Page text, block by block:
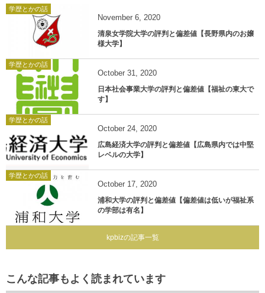
学歴とかの話
November 6, 2020
清泉女学院大学の評判と偏差値【長野県内のお嬢
様大学】
学歴とかの話
October 31, 2020
日本社会事業大学の評判と偏差値【福祉の東大で
す】
学歴とかの話
October 24, 2020
広島経済大学の評判と偏差値【広島県内では中堅
レベルの大学】
学歴とかの話
October 17, 2020
浦和大学の評判と偏差値【偏差値は低いが福祉系
の学部は有名】
kpbizの記事一覧
こんな記事もよく読まれています